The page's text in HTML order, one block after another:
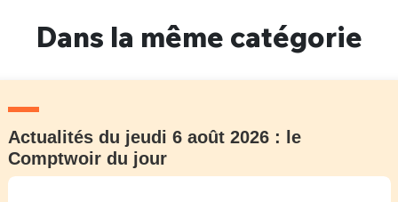
Dans la même catégorie
Actualités du jeudi 6 août 2026 : le
Comptwoir du jour